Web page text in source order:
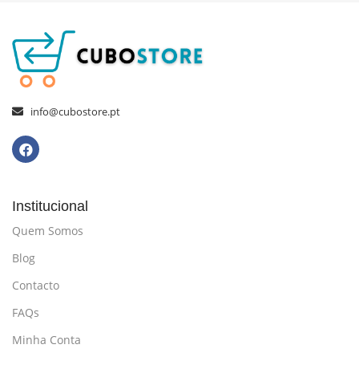
info@cubostore.pt
Institucional
Quem Somos
Blog
Contacto
FAQs
Minha Conta